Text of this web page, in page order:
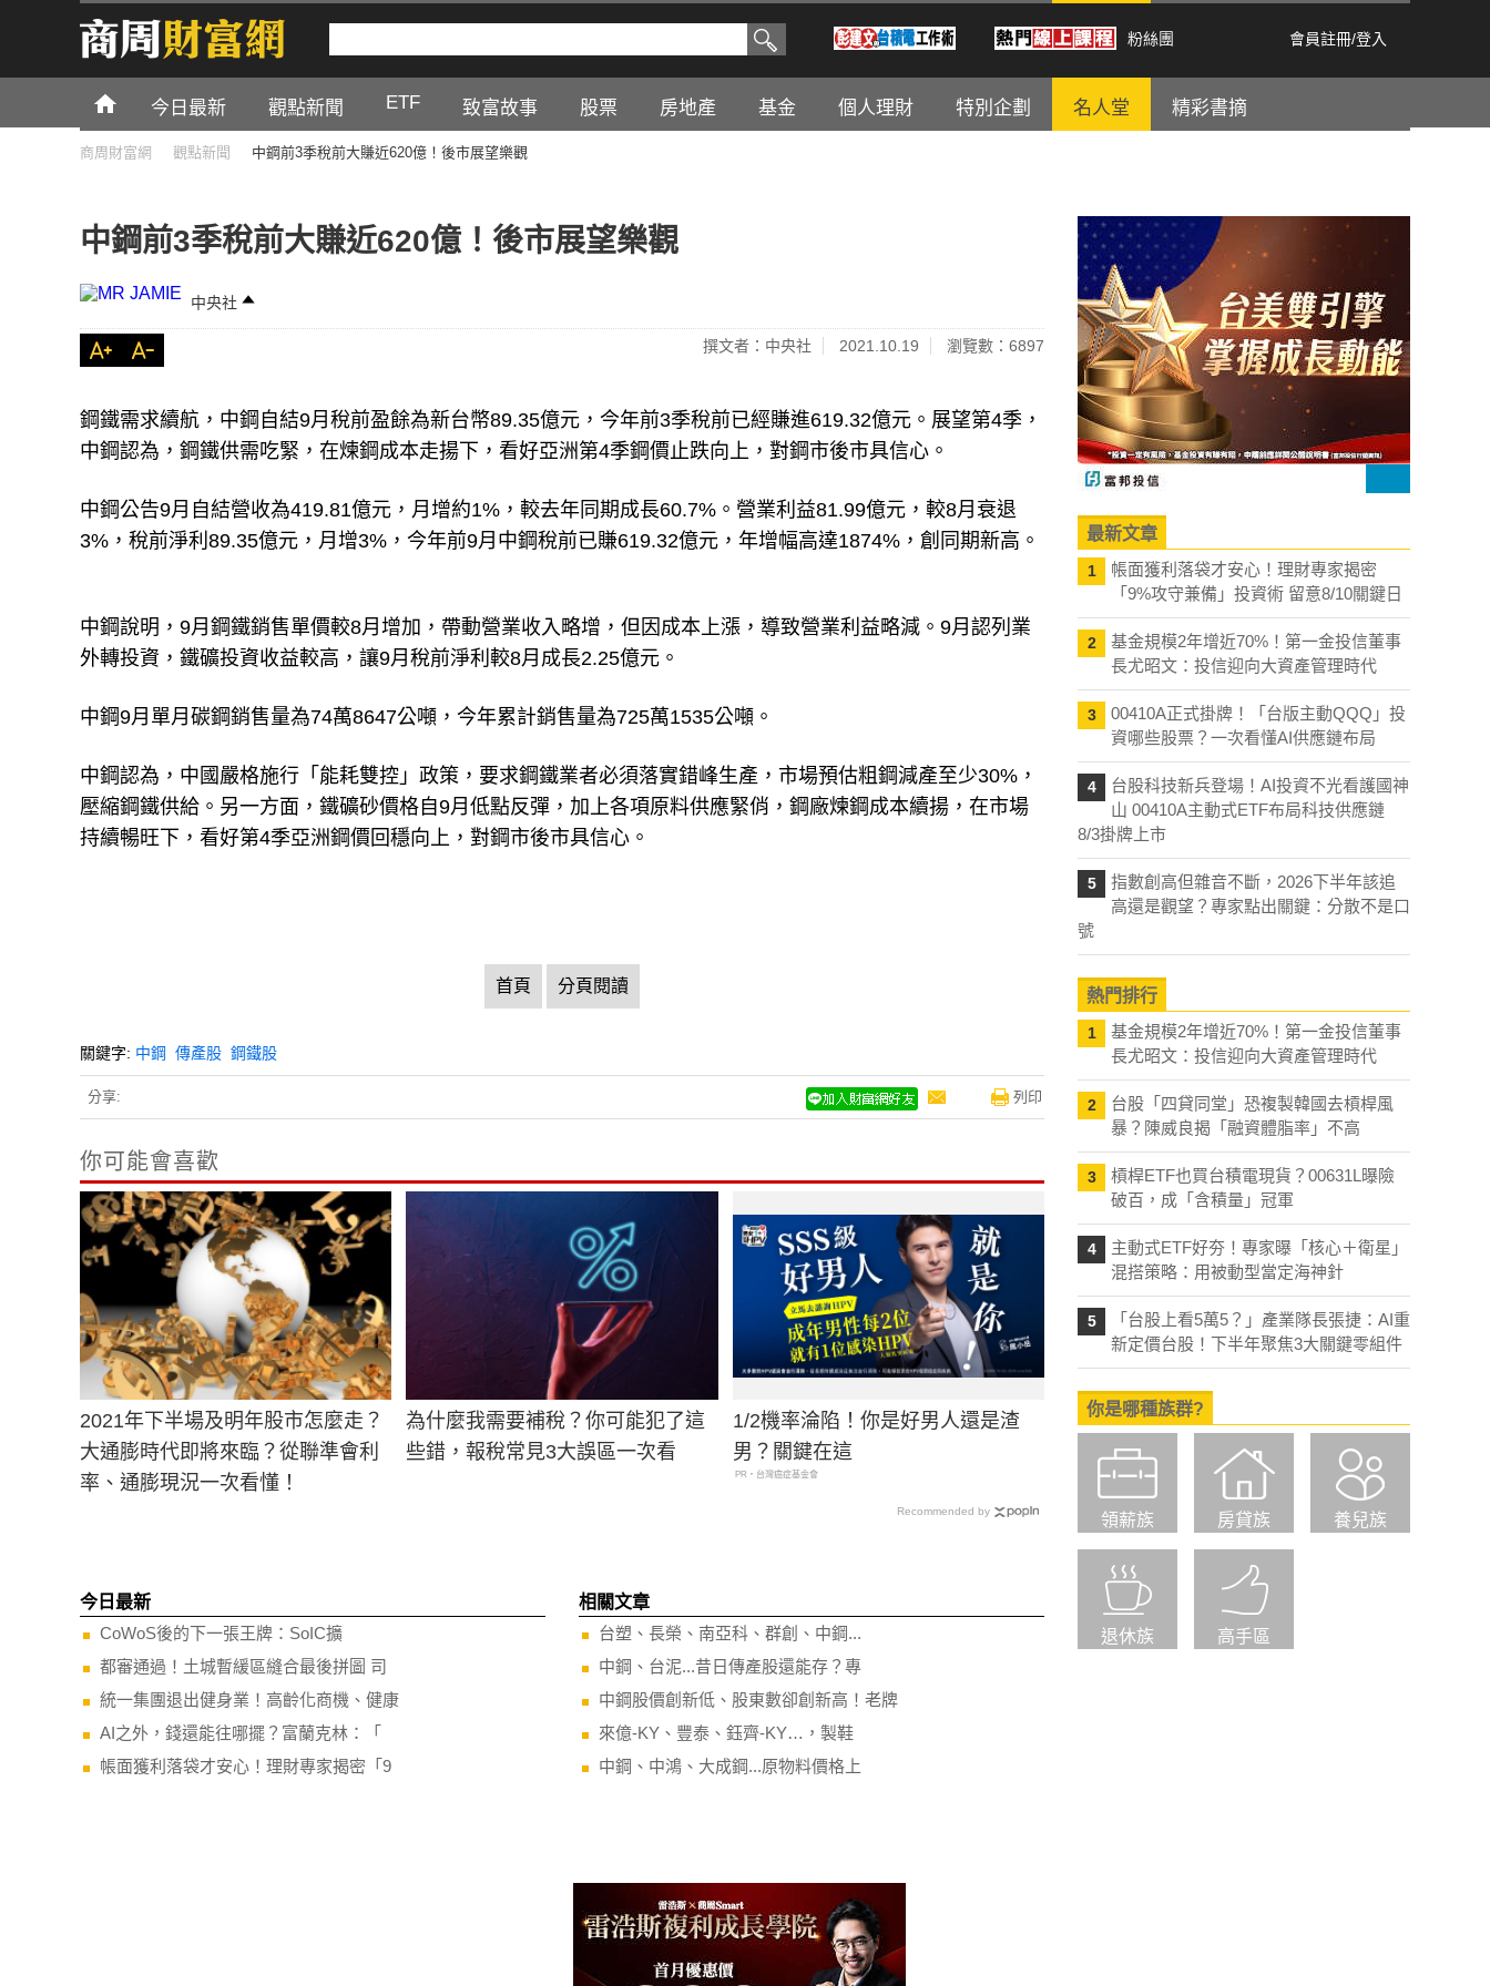
粉絲團 會員註冊/登入
今日最新 觀點新聞 ETF 致富故事 股票 房地產 基金 個人理財 特別企劃 名人堂 精彩書摘
商周財富網 觀點新聞 中鋼前3季稅前大賺近620億！後市展望樂觀
中鋼前3季稅前大賺近620億！後市展望樂觀
中央社
撰文者：中央社 2021.10.19 瀏覽數：6897
鋼鐵需求續航，中鋼自結9月稅前盈餘為新台幣89.35億元，今年前3季稅前已經賺進619.32億元。展望第4季，
中鋼認為，鋼鐵供需吃緊，在煉鋼成本走揚下，看好亞洲第4季鋼價止跌向上，對鋼市後市具信心。
中鋼公告9月自結營收為419.81億元，月增約1%，較去年同期成長60.7%。營業利益81.99億元，較8月衰退
3%，稅前淨利89.35億元，月增3%，今年前9月中鋼稅前已賺619.32億元，年增幅高達1874%，創同期新高。
中鋼說明，9月鋼鐵銷售單價較8月增加，帶動營業收入略增，但因成本上漲，導致營業利益略減。9月認列業
外轉投資，鐵礦投資收益較高，讓9月稅前淨利較8月成長2.25億元。
中鋼9月單月碳鋼銷售量為74萬8647公噸，今年累計銷售量為725萬1535公噸。
中鋼認為，中國嚴格施行「能耗雙控」政策，要求鋼鐵業者必須落實錯峰生產，市場預估粗鋼減產至少30%，
壓縮鋼鐵供給。另一方面，鐵礦砂價格自9月低點反彈，加上各項原料供應緊俏，鋼廠煉鋼成本續揚，在市場
持續暢旺下，看好第4季亞洲鋼價回穩向上，對鋼市後市具信心。
首頁 分頁閱讀
關鍵字: 中鋼 傳產股 鋼鐵股
分享: 列印
你可能會喜歡
2021年下半場及明年股市怎麼走？
大通膨時代即將來臨？從聯準會利
率、通膨現況一次看懂！
為什麼我需要補稅？你可能犯了這
些錯，報稅常見3大誤區一次看
1/2機率淪陷！你是好男人還是渣
男？關鍵在這
PR・台灣癌症基金會
Recommended by
今日最新
CoWoS後的下一張王牌：SoIC擴
都審通過！土城暫緩區縫合最後拼圖 司
統一集團退出健身業！高齡化商機、健康
AI之外，錢還能往哪擺？富蘭克林：「
帳面獲利落袋才安心！理財專家揭密「9
相關文章
台塑、長榮、南亞科、群創、中鋼...
中鋼、台泥...昔日傳產股還能存？專
中鋼股價創新低、股東數卻創新高！老牌
來億-KY、豐泰、鈺齊-KY…，製鞋
中鋼、中鴻、大成鋼...原物料價格上
最新文章
1
帳面獲利落袋才安心！理財專家揭密
「9%攻守兼備」投資術 留意8/10關鍵日
2
基金規模2年增近70%！第一金投信董事
長尤昭文：投信迎向大資產管理時代
3
00410A正式掛牌！「台版主動QQQ」投
資哪些股票？一次看懂AI供應鏈布局
4
台股科技新兵登場！AI投資不光看護國神
山 00410A主動式ETF布局科技供應鏈
8/3掛牌上市
5
指數創高但雜音不斷，2026下半年該追
高還是觀望？專家點出關鍵：分散不是口
號
熱門排行
1
基金規模2年增近70%！第一金投信董事
長尤昭文：投信迎向大資產管理時代
2
台股「四貸同堂」恐複製韓國去槓桿風
暴？陳威良揭「融資體脂率」不高
3
槓桿ETF也買台積電現貨？00631L曝險
破百，成「含積量」冠軍
4
主動式ETF好夯！專家曝「核心＋衛星」
混搭策略：用被動型當定海神針
5
「台股上看5萬5？」產業隊長張捷：AI重
新定價台股！下半年聚焦3大關鍵零組件
你是哪種族群?
領薪族 房貸族 養兒族
退休族 高手區